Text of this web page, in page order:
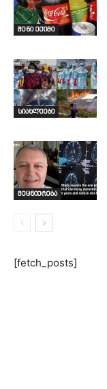
შენი ექიმი
სიახლეები
მეცნიერება
[fetch_posts]